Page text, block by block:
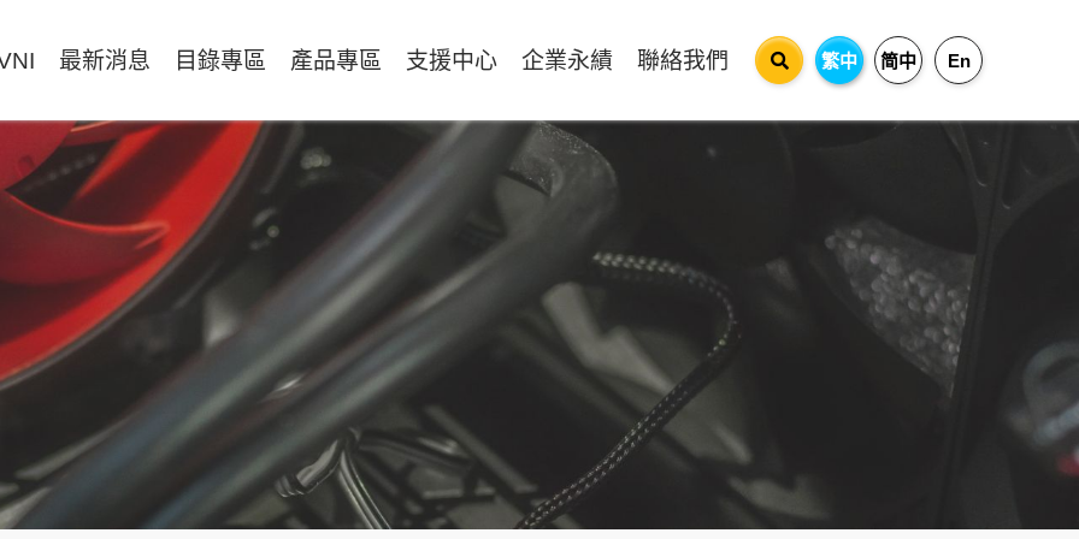
最新消息 目錄專區 產品專區 支援中心 企業永績 聯絡我們 繁中 简中 En